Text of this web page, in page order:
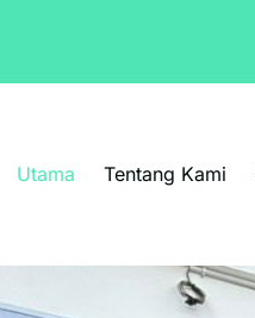
Utama Tentang Kami